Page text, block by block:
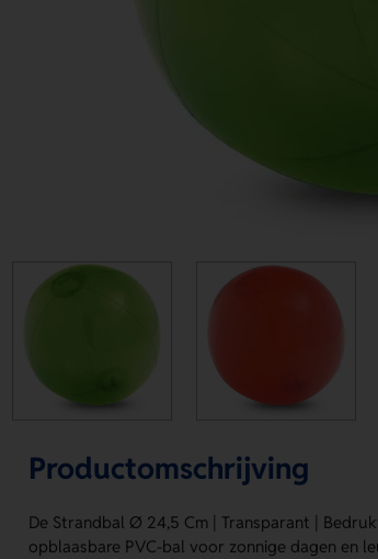
Productomschrijving
De Strandbal Ø 24,5 Cm | Transparant |
opblaasbare PVC-bal voor zonnige dagen en